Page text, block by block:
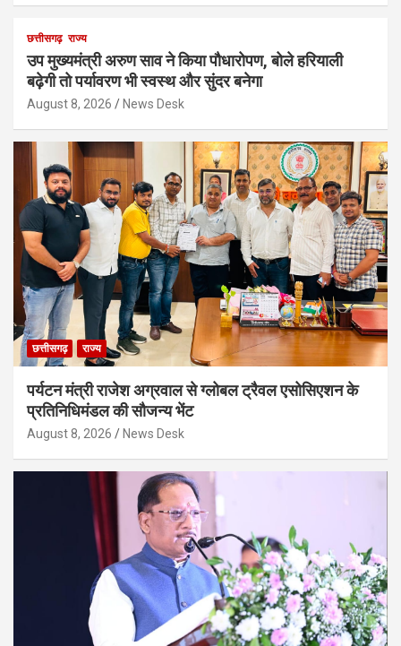
छत्तीसगढ़ राज्य
उप मुख्यमंत्री अरुण साव ने किया पौधारोपण, बोले हरियाली
बढ़ेगी तो पर्यावरण भी स्वस्थ और सुंदर बनेगा
August 8, 2026 News Desk
छत्तीसगढ़ राज्य
पर्यटन मंत्री राजेश अग्रवाल से ग्लोबल ट्रैवल एसोसिएशन के
प्रतिनिधिमंडल की सौजन्य भेंट
August 8, 2026 News Desk